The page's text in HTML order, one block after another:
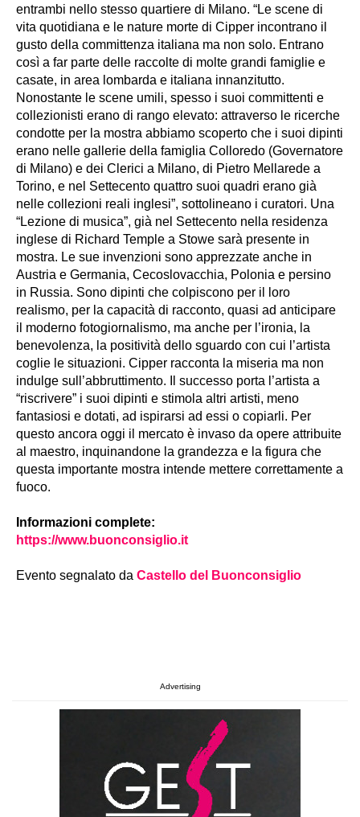
entrambi nello stesso quartiere di Milano. “Le scene di
vita quotidiana e le nature morte di Cipper incontrano il
gusto della committenza italiana ma non solo. Entrano
così a far parte delle raccolte di molte grandi famiglie e
casate, in area lombarda e italiana innanzitutto.
Nonostante le scene umili, spesso i suoi committenti e
collezionisti erano di rango elevato: attraverso le ricerche
condotte per la mostra abbiamo scoperto che i suoi dipinti
erano nelle gallerie della famiglia Colloredo (Governatore
di Milano) e dei Clerici a Milano, di Pietro Mellarede a
Torino, e nel Settecento quattro suoi quadri erano già
nelle collezioni reali inglesi”, sottolineano i curatori. Una
“Lezione di musica”, già nel Settecento nella residenza
inglese di Richard Temple a Stowe sarà presente in
mostra. Le sue invenzioni sono apprezzate anche in
Austria e Germania, Cecoslovacchia, Polonia e persino
in Russia. Sono dipinti che colpiscono per il loro
realismo, per la capacità di racconto, quasi ad anticipare
il moderno fotogiornalismo, ma anche per l’ironia, la
benevolenza, la positività dello sguardo con cui l’artista
coglie le situazioni. Cipper racconta la miseria ma non
indulge sull’abbruttimento. Il successo porta l’artista a
“riscrivere” i suoi dipinti e stimola altri artisti, meno
fantasiosi e dotati, ad ispirarsi ad essi o copiarli. Per
questo ancora oggi il mercato è invaso da opere attribuite
al maestro, inquinandone la grandezza e la figura che
questa importante mostra intende mettere correttamente a
fuoco.
Informazioni complete:
https://www.buonconsiglio.it
Evento segnalato da Castello del Buonconsiglio
Advertising